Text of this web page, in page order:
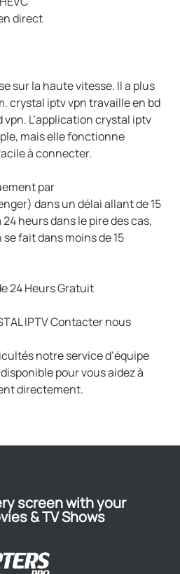
direct
sur la haute vitesse. Il a plus
crystal iptv vpn travaille en bd
L’application crystal iptv
mais elle fonctionne
à connecter.
par
dans un délai allant de 15
heurs dans le pire des cas,
fait dans moins de 15
24 Heurs Gratuit
IPTV Contacter nous
notre service d’équipe
pour vous aidez à
directement.
screen with your
& TV Shows